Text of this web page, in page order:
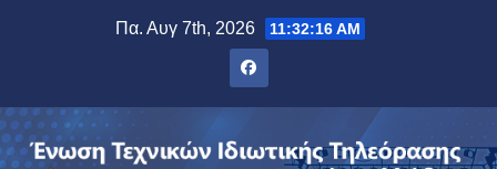
Πα. Αυγ 7th, 2026 11:32:17 AM